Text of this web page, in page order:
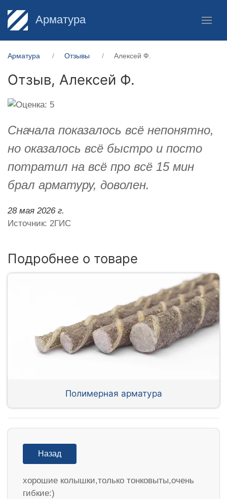
Арматура
Арматура Отзывы Алексей Ф.
Отзыв, Алексей Ф.
Сначала показалось всё непонятно,
но оказалось всё быстро и посто
потратил на всё про всё 15 мин
брал арматуру, доволен.
28 мая 2026 г.
Источник: 2ГИС
Подробнее о товаре
Полимерная арматура
Назад
хорошие колышки,только тонковыты,очень
гибкие:)